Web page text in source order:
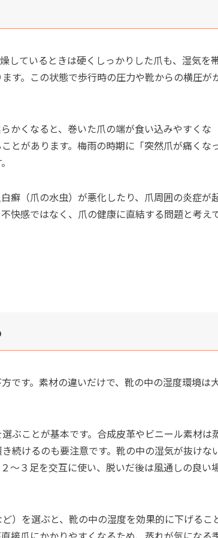
しているときは硬くしっかりした爪も、湿気を
す。この状態で歩行時の圧力や靴からの横圧が
かくなると、巻いた爪の端が食い込みやすくな
とがあります。梅雨の時期に「突然爪が痛くな
癬（爪の水虫）が悪化したり、爪周囲の炎症が
快感ではなく、爪の健康に直結する問題と考え
です。素材の違いだけで、靴の中の湿度環境は
ぶことが基本です。合成皮革やビニール素材は
続けるのも要注意です。靴の中の湿気が抜けな
〜３足を交互に使い、脱いだ後は風通しの良い
）を選ぶと、靴の中の湿度を効果的に下げるこ